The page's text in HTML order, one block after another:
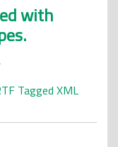
with
Tagged XML